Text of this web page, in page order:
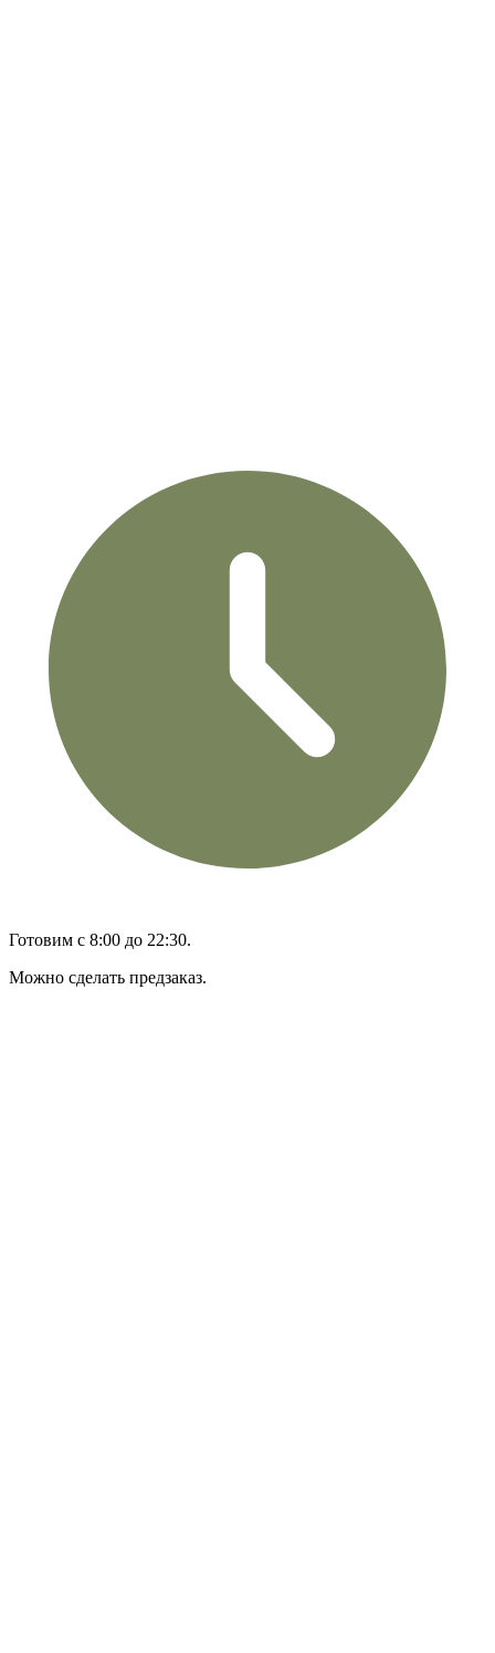
Готовим с 8:00 до 22:30.
Можно сделать предзаказ.